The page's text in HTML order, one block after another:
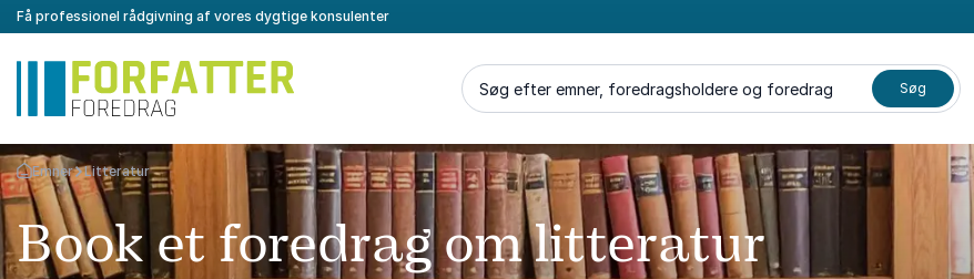
Få professionel rådgivning af vores dygtige konsulenter
Søg efter emner, foredragsholdere og foredrag Søg
Tilbage til forsiden
Emner Litteratur
Book et foredrag om litteratur